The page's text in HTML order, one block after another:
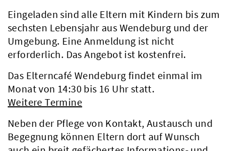
Eingeladen sind alle Eltern mit Kindern bis zum
sechsten Lebensjahr aus Wendeburg und der
Umgebung. Eine Anmeldung ist nicht
erforderlich. Das Angebot ist kostenfrei.
Das Elterncafé Wendeburg findet einmal im
Monat von 14:30 bis 16 Uhr statt.
Weitere Termine
Neben der Pflege von Kontakt, Austausch und
Begegnung können Eltern dort auf Wunsch